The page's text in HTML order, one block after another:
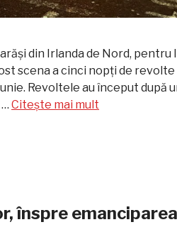
din Irlanda de Nord,
scena a cinci nopți de
Revoltele au început după
Citește mai mult
înspre